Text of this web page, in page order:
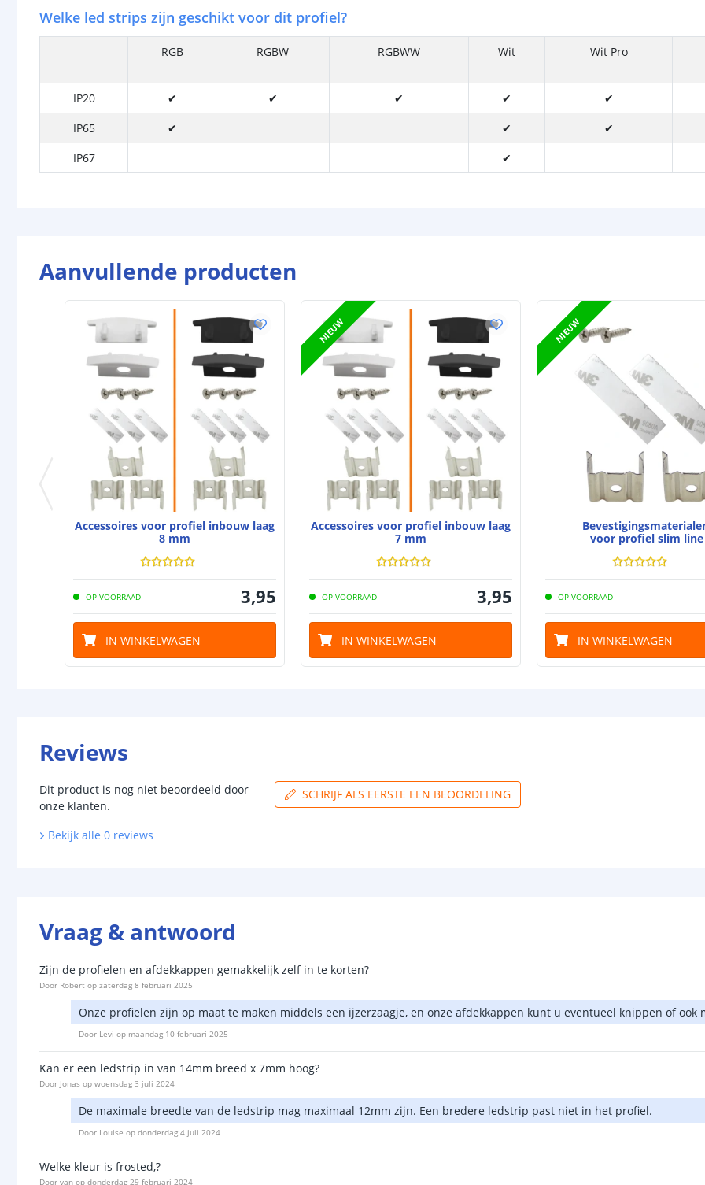
Welke led strips zijn geschikt voor dit profiel?
RGB RGBW RGBWW Wit Wit Pro
IP20 ✔ ✔ ✔ ✔
✔
IP65
✔ ✔
✔
IP67
✔
Aanvullende producten
Accessoires voor profiel inbouw laag
8 mm
OP VOORRAAD 3,95
IN WINKELWAGEN
NIEUW
Accessoires voor profiel inbouw laag
7 mm
OP VOORRAAD 3,95
IN WINKELWAGEN
NIEUW
voor profiel slim line
OP VOORRAAD
IN WINKELWAGEN
Reviews
Dit product is nog niet beoordeeld door
onze klanten.
SCHRIJF ALS EERSTE EEN BEOORDELING
Bekijk alle 0 reviews
Vraag & antwoord
Zijn de profielen en afdekkappen gemakkelijk zelf in te korten?
Door Robert op zaterdag 8 februari 2025
Onze profielen zijn op maat te maken middels een ijzerzaagje, en onze afdekkappen kunt u eventueel knippen of
Door Levi op maandag 10 februari 2025
Kan er een ledstrip in van 14mm breed x 7mm hoog?
Door Jonas op woensdag 3 juli 2024
De maximale breedte van de ledstrip mag maximaal 12mm zijn. Een bredere ledstrip past niet in het profiel.
Door Louise op donderdag 4 juli 2024
Welke kleur is frosted,?
Door van op donderdag 29 februari 2024